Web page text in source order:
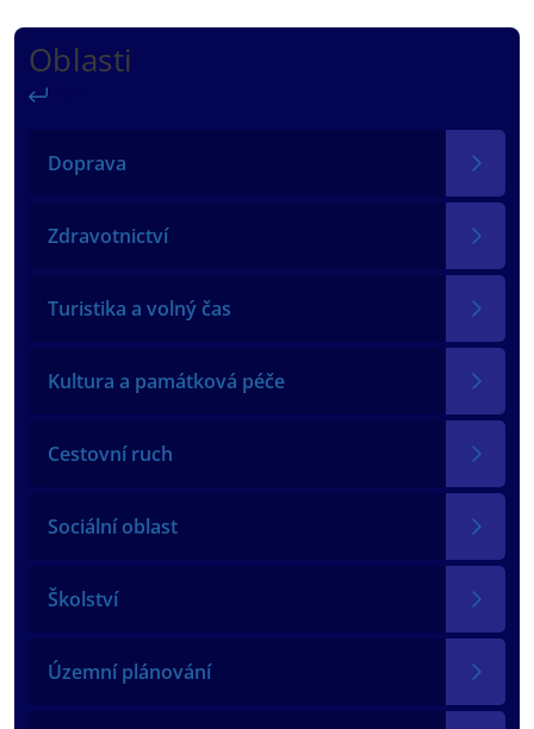
Oblasti
Doprava
Zdravotnictví
Turistika a volný čas
Kultura a památková péče
Cestovní ruch
Sociální oblast
Školství
Územní plánování